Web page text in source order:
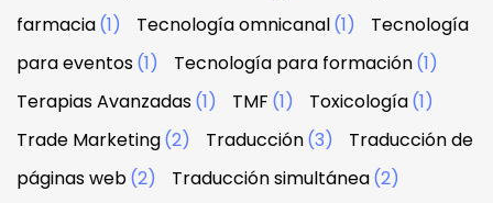
farmacia(1) Tecnología omnicanal(1)
Tecnología
para eventos(1) Tecnología para formación(1)
Terapias Avanzadas(1) TMF (1) Toxicología(1)
Trade Marketing(2) Traducción(3)
Traducción de
páginas web(2) Traducción simultánea(2)